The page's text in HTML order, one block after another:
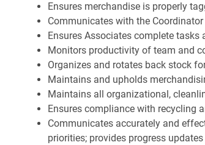
Ensures merchandise is properly
Communicates with the
Ensures Associates complete
Monitors productivity of team and
Organizes and rotates back stock
Maintains and upholds
Maintains all organizational,
Ensures compliance with recycling
Communicates accurately and
priorities; provides progress updates